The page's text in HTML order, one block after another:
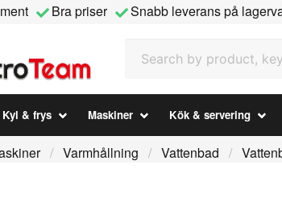
Bra priser
Snabb leverans på
Kyl & frys Maskiner Kök & servering
Varmhållning Vattenbad